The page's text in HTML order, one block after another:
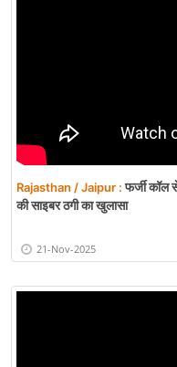
Rajasthan / Jaipur :फर्जी कॉल
की साइबर ठगी का खुलासा
21-Nov-2025